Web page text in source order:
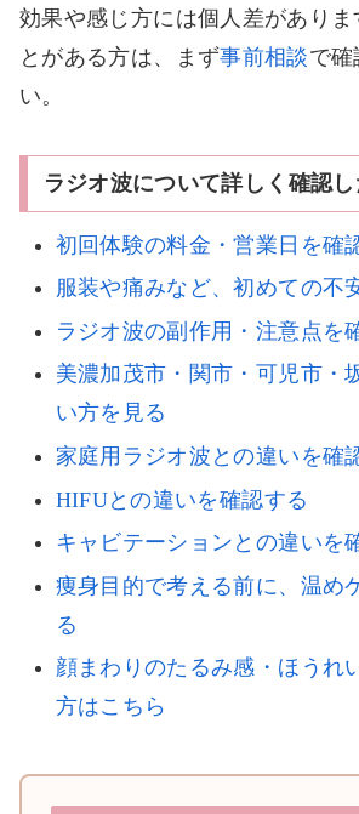
効果や感じ方には個人差がありま
とがある方は、まず事前相談で確
い。
ラジオ波について詳しく確認
初回体験の料金・営業日を確
服装や痛みなど、初めての不
ラジオ波の副作用・注意点を
美濃加茂市・関市・可児市・
い方を見る
家庭用ラジオ波との違いを確
HIFUとの違いを確認する
キャビテーションとの違いを
痩身目的で考える前に、温め
る
顔まわりのたるみ感・ほうれ
方はこちら